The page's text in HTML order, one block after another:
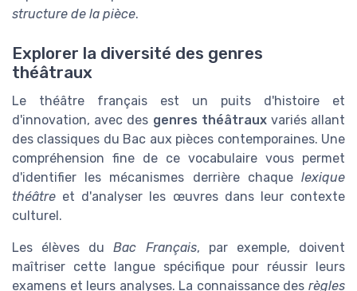
structure de la pièce.
Explorer la diversité des genres
théâtraux
Le théâtre français est un puits d'histoire et
d'innovation, avec des genres théâtrauxvariés allant
des classiques du Bac aux pièces contemporaines. Une
compréhension fine de ce vocabulaire vous permet
d'identifier les mécanismes derrière chaque lexique
théâtre et d'analyser les œuvres dans leur contexte
culturel.
Les élèves duBac Français, par exemple, doivent
maîtriser cette langue spécifique pour réussir leurs
examens et leurs analyses. La connaissance des règles